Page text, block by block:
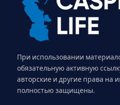
При использовании
обязательную активную
авторские и другие права
полностью защищены.